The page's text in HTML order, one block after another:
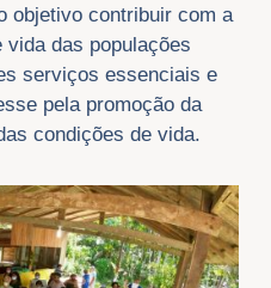
objetivo contribuir com a
vida das populações
serviços essenciais e
pela promoção da
condições de vida.